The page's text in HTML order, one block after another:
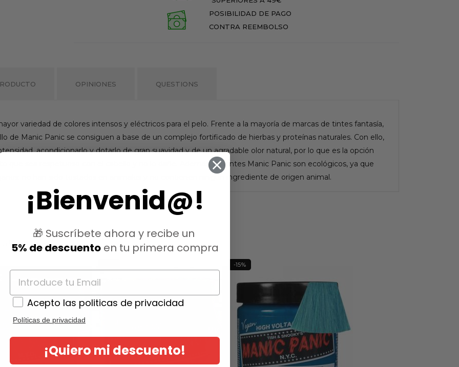
POSIBILIDAD DE PAGO
CONTRA REEMBOLSO
OPINIONES QUESTIONS
variedad de colores intensos y eléctricos para el pelo. Frente a la mayoría de marcas de tintes fantasía,
de Manic Panic se consiguen a base de un complejo fortificado de hierbas y proteínas naturales. Con ello,
acondicionarlo y dotarlo de gran suavidad y de un agradable olor natural, por lo que es la opción
que sea respetuoso con el cabello y no lo dañe. Además, los tintes Manic Panic son ecológicos, ya que
no han sido testados en animales y no contienen ningún ingrediente de origen animal.
-15%
¡Bienvenid@!
🎁 Suscríbete ahora y recibe un
5% de descuentoen tu primera compra
Acepto las politicas de privacidad
Políticas de privacidad
¡Quiero mi descuento!